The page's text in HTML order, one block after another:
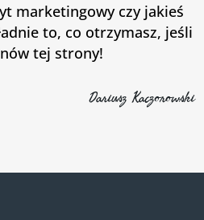
marketingowy czy jakieś
to, co otrzymasz, jeśli
tej strony!
Dariusz Kaczorowski